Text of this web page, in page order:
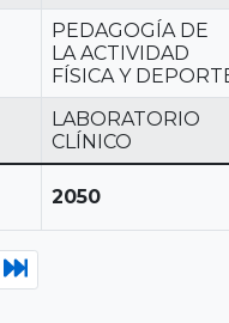
PEDAGOGÍA DE
LA ACTIVIDAD
FÍSICA Y
LABORATORIO
CLÍNICO
2050